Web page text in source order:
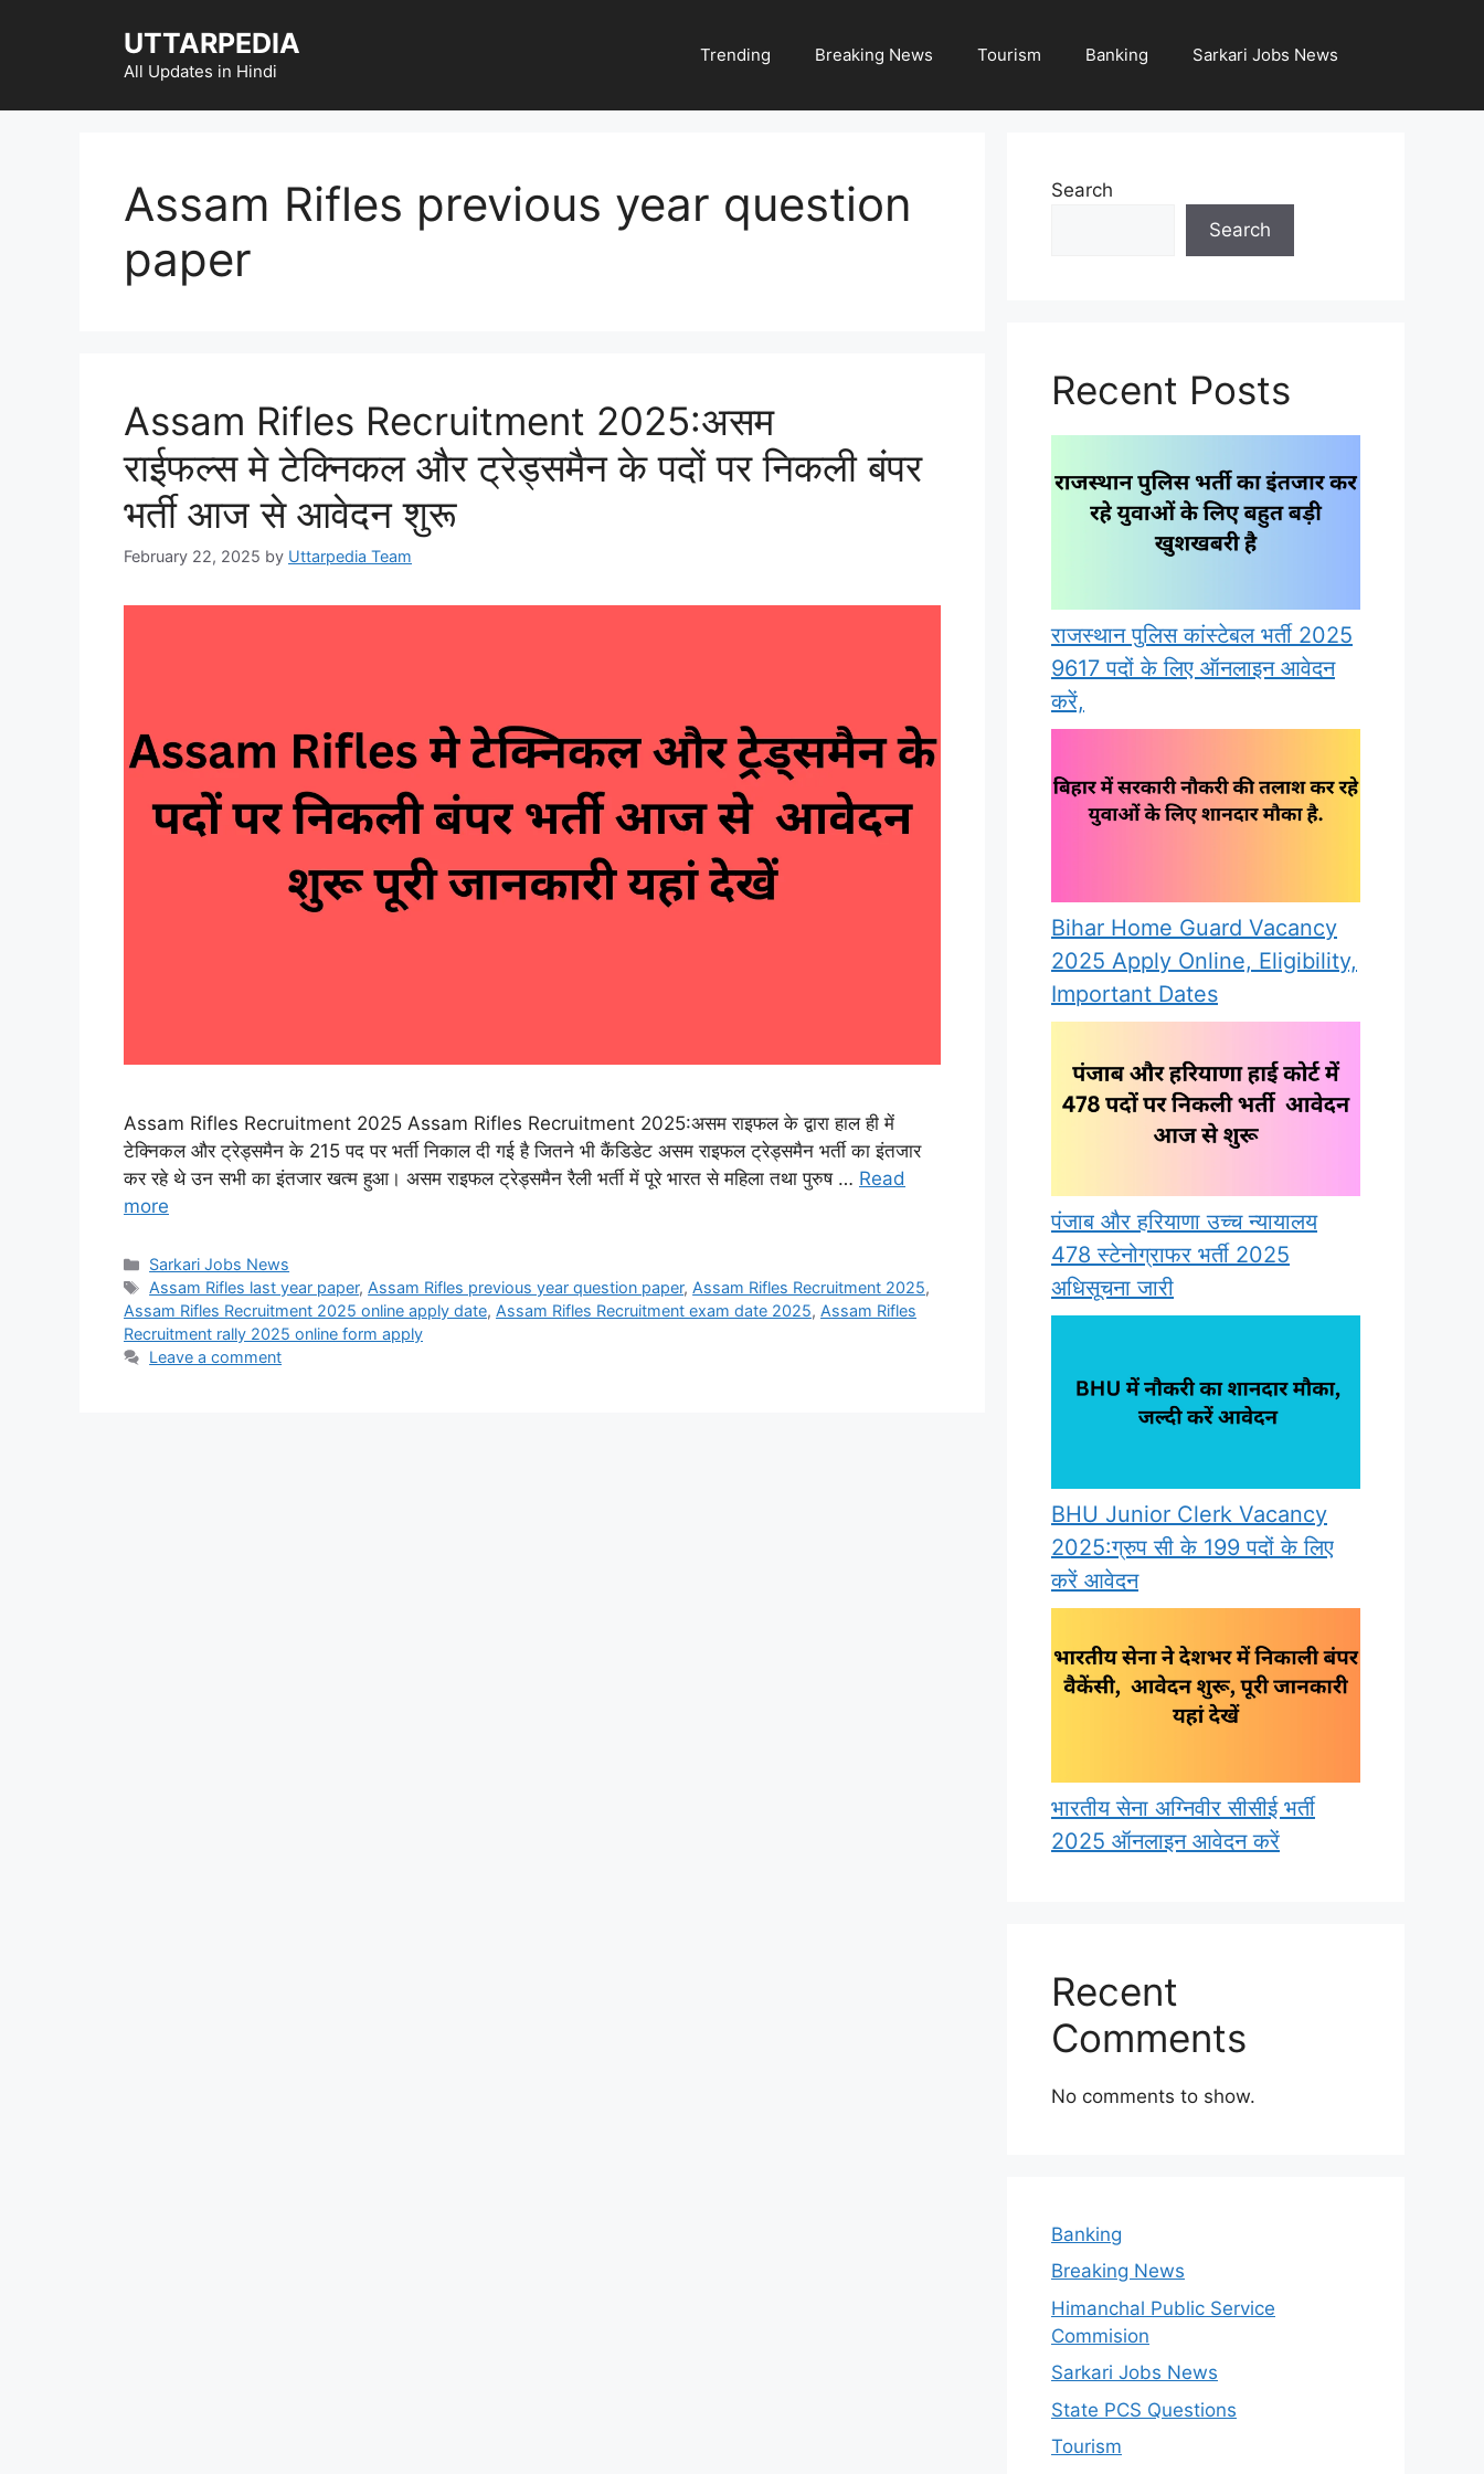
UTTARPEDIA
All Updates in Hindi
Trending Breaking News Tourism Banking Sarkari Jobs News
Assam Rifles previous year question
paper
Assam Rifles Recruitment 2025:असम
राईफल्स मे टेक्निकल और ट्रेड्समैन के पदों पर निकली बंपर
भर्ती आज से आवेदन शुरू
February 22, 2025 by Uttarpedia Team
Assam Rifles Recruitment 2025 Assam Rifles Recruitment 2025:असम राइफल के द्वारा हाल ही में
टेक्निकल और ट्रेड्समैन के 215 पद पर भर्ती निकाल दी गई है जितने भी कैंडिडेट असम राइफल ट्रेड्समैन भर्ती का इंतजार
कर रहे थे उन सभी का इंतजार खत्म हुआ। असम राइफल ट्रेड्समैन रैली भर्ती में पूरे भारत से महिला तथा पुरुष … Read
more
Categories
Sarkari Jobs News
Tags
Assam Rifles last year paper, Assam Rifles previous year question paper, Assam Rifles Recruitment 2025,
Assam Rifles Recruitment 2025 online apply date, Assam Rifles Recruitment exam date 2025, Assam Rifles
Recruitment rally 2025 online form apply
Leave a comment
Search
Search
Recent Posts
राजस्थान पुलिस कांस्टेबल भर्ती 2025
9617 पदों के लिए ऑनलाइन आवेदन
करें,
Bihar Home Guard Vacancy
2025 Apply Online, Eligibility,
Important Dates
पंजाब और हरियाणा उच्च न्यायालय
478 स्टेनोग्राफर भर्ती 2025
अधिसूचना जारी
BHU Junior Clerk Vacancy
2025:ग्रुप सी के 199 पदों के लिए
करें आवेदन
भारतीय सेना अग्निवीर सीसीई भर्ती
2025 ऑनलाइन आवेदन करें
Recent
Comments
No comments to show.
Banking
Breaking News
Himanchal Public Service
Commision
Sarkari Jobs News
State PCS Questions
Tourism